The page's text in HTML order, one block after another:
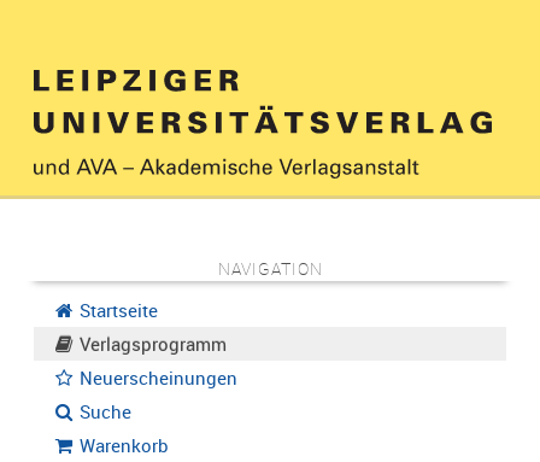
NAVIGATION
Startseite
Verlagsprogramm
Neuerscheinungen
Suche
Warenkorb